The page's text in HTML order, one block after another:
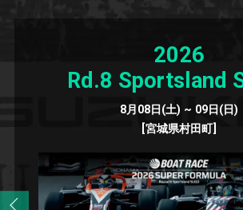
2026
Rd.8 Sportsland
8月08日(土) ~ 09日(日)
[宮城県村田町]